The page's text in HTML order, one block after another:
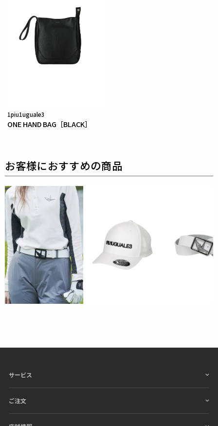
1piu1uguale3
ONE HAND BAG［BLACK］
サービス
ご注文